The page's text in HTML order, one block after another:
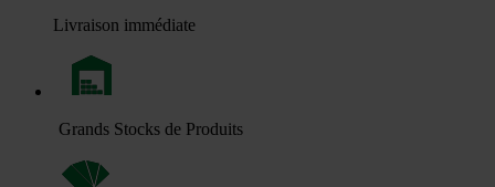
Livraison immédiate
Grands Stocks de Produits